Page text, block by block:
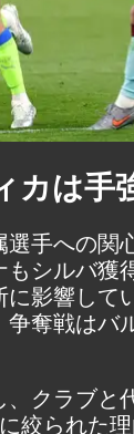
カは手
手への関
シルバ獲
影響して
奪戦はバ
クラブと
絞られた理